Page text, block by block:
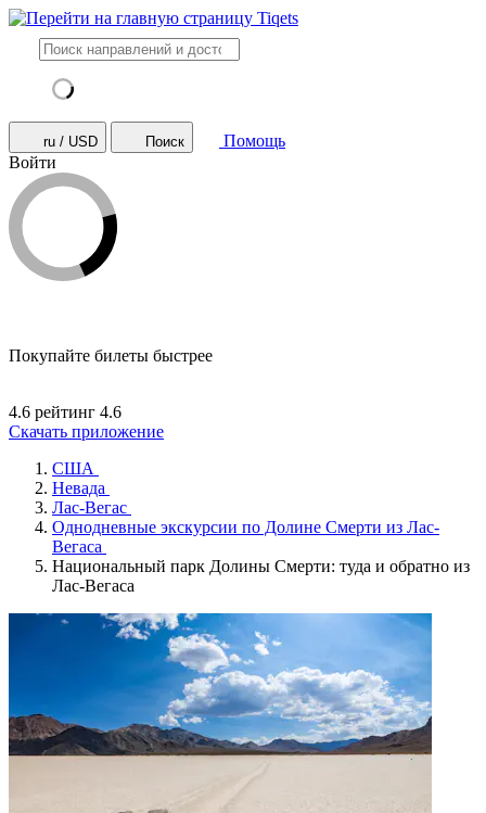
ru / USD Поиск
Помощь
Войти
Покупайте билеты быстрее
4.6 рейтинг 4.6
Скачать приложение
США
Невада
Лас-Вегас
Однодневные экскурсии по Долине Смерти из Лас-
Вегаса
Национальный парк Долины Смерти: туда и обратно из
Лас-Вегаса